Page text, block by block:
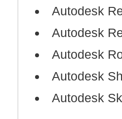
Autodesk
Autodesk
Autodesk
Autodesk
Autodesk